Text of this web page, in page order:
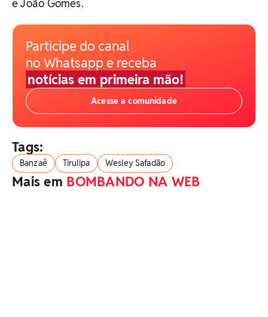
e João Gomes.
Participe do canal
no Whatsapp e receba
notícias em primeira mão!
Acesse a comunidade
Tags:
Banzaê Tirulipa Wesley Safadão
Mais em BOMBANDO NA WEB